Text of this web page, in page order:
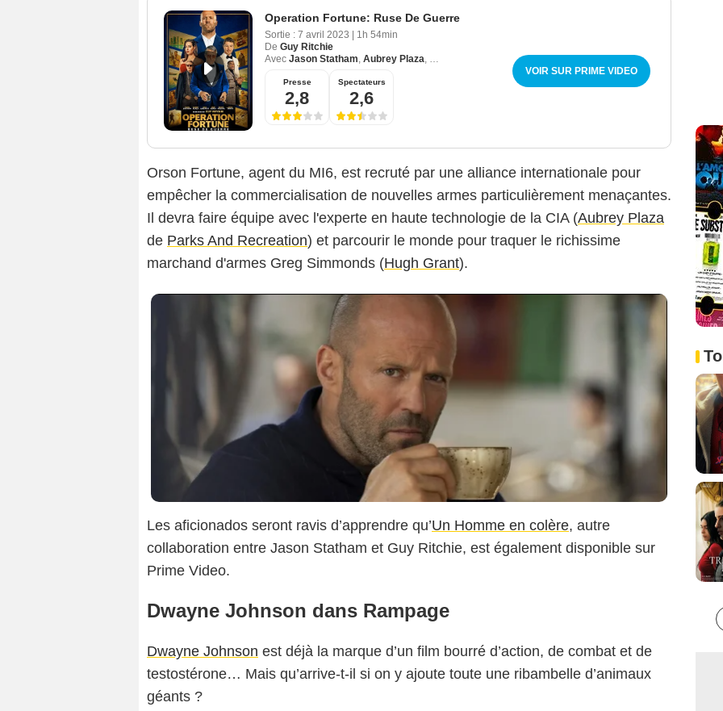
Operation Fortune: Ruse De Guerre
Sortie : 7 avril 2023
1h 54min
De Guy Ritchie
Avec Jason Statham, Aubrey Plaza, Cary Elwes
Presse
2,8
Spectateurs
2,6
VOIR SUR PRIME VIDEO
Orson Fortune, agent du MI6, est recruté par une alliance internationale pour
empêcher la commercialisation de nouvelles armes particulièrement menaçantes.
Il devra faire équipe avec l'experte en haute technologie de la CIA (Aubrey Plaza
de Parks And Recreation) et parcourir le monde pour traquer le richissime
marchand d'armes Greg Simmonds (Hugh Grant).
Amazon Prime Video
Les aficionados seront ravis d’apprendre qu’Un Homme en colère, autre
collaboration entre Jason Statham et Guy Ritchie, est également disponible sur
Prime Video.
Dwayne Johnson dans Rampage
Dwayne Johnson est déjà la marque d’un film bourré d’action, de combat et de
testostérone… Mais qu’arrive-t-il si on y ajoute toute une ribambelle d’animaux
géants ?